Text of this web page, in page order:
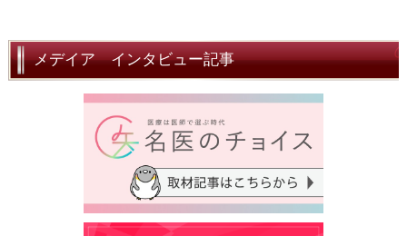
メデイア インタビュー記事